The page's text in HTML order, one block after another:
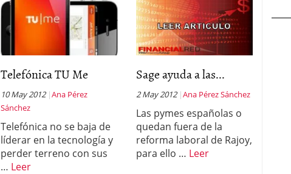
Telefónica TU Me
10 May 2012 Ana Pérez
Sánchez
Telefónica no se baja de
líderar en la tecnología y
perder terreno con sus
… Leer
Sage ayuda a las...
2 May 2012 Ana Pérez Sánchez
Las pymes españolas o
quedan fuera de la
reforma laboral de Rajoy,
para ello … Leer